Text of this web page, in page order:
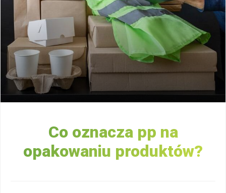
Co oznacza pp na
opakowaniu produktów?